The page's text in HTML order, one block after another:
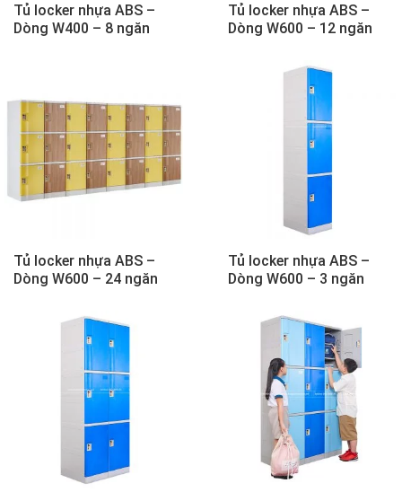
Tủ locker nhựa ABS –
Dòng W400 – 8 ngăn
Tủ locker nhựa ABS –
Dòng W600 – 12 ngăn
Tủ locker nhựa ABS –
Dòng W600 – 24 ngăn
Tủ locker nhựa ABS –
Dòng W600 – 3 ngăn